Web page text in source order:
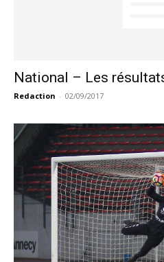
National – Les
Redaction - 02/09/2017